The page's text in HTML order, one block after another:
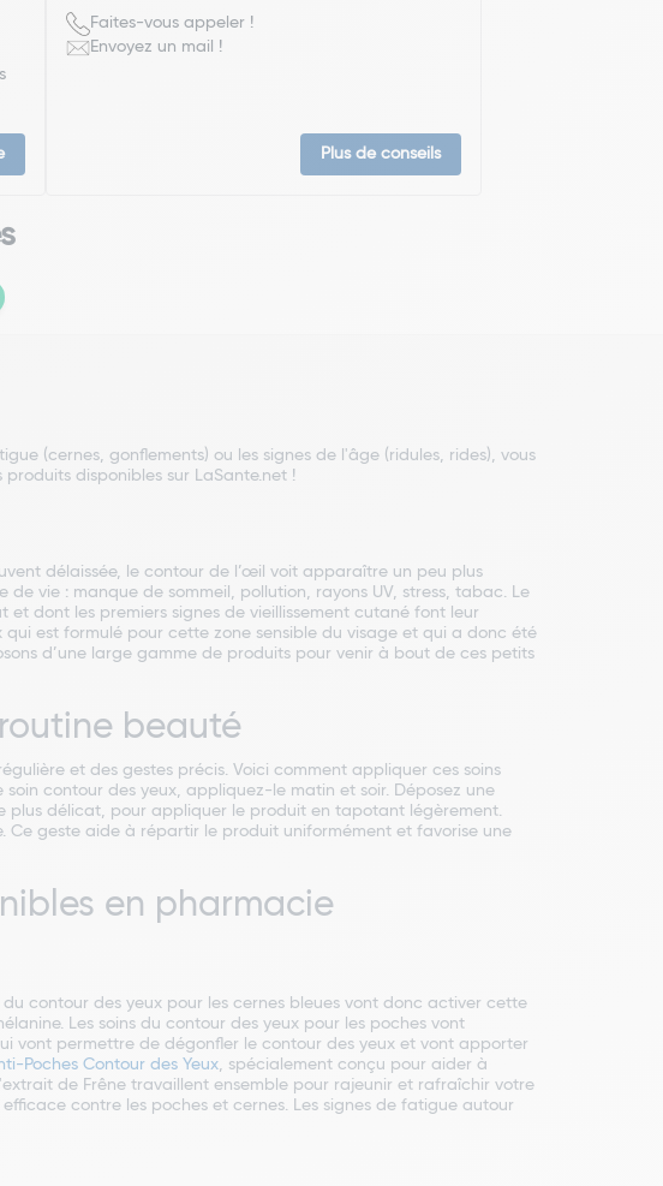
Faites-vous appeler !
Envoyez un mail !
Plus de conseils
(cernes, gonflements) ou les signes de l'âge (ridules, rides), vous
disponibles sur LaSante.net !
délaissée, le contour de l’œil voit apparaître un peu plus
de vie : manque de sommeil, pollution, rayons UV, stress, tabac. Le
dont les premiers signes de vieillissement cutané font leur
est formulé pour cette zone sensible du visage et qui a donc été
d’une large gamme de produits pour venir à bout de ces petits
beauté
et des gestes précis. Voici comment appliquer ces soins
contour des yeux, appliquez-le matin et soir. Déposez une
plus délicat, pour appliquer le produit en tapotant légèrement.
Ce geste aide à répartir le produit uniformément et favorise une
en pharmacie
contour des yeux pour les cernes bleues vont donc activer cette
Les soins du contour des yeux pour les poches vont
vont permettre de dégonfler le contour des yeux et vont apporter
Poches Contour des Yeux, spécialement conçu pour aider à
de Frêne travaillent ensemble pour rajeunir et rafraîchir votre
contre les poches et cernes. Les signes de fatigue autour